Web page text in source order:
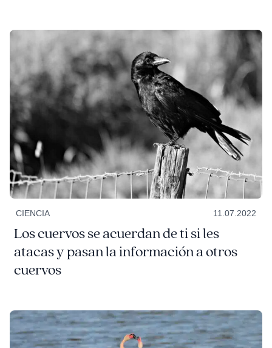
CIENCIA 11.07.2022
Los cuervos se acuerdan de ti si les
atacas y pasan la información a otros
cuervos